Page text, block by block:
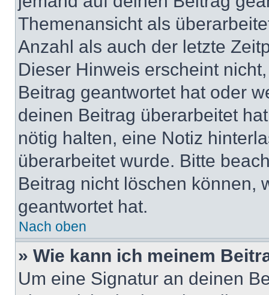
Themenansicht als
Anzahl als auch der letzte
Dieser Hinweis erscheint
Beitrag geantwortet hat oder
deinen Beitrag überarbeitet
nötig halten, eine Notiz
überarbeitet wurde. Bitte
Beitrag nicht löschen können,
geantwortet hat.
Nach oben
» Wie kann ich meinem
Um eine Signatur an deinen